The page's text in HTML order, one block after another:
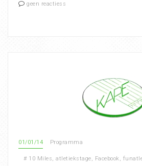
geen reactiess
01/01/14 Programma
# 10 Miles, atletiekstage, Facebook,